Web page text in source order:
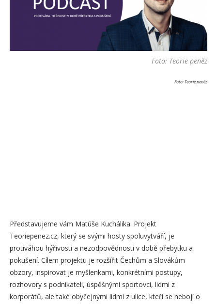
Foto: Teorie peněz
Foto: Teorie peněz
Představujeme vám Matúše Kuchálika. Projekt
Teoriepenez.cz, který se svými hosty spoluvytváří, je
protiváhou hýřivosti a nezodpovědnosti v době přebytku a
pokušení. Cílem projektu je rozšířit Čechům a Slovákům
obzory, inspirovat je myšlenkami, konkrétními postupy,
rozhovory s podnikateli, úspěšnými sportovci, lidmi z
korporátů, ale také obyčejnými lidmi z ulice, kteří se nebojí o